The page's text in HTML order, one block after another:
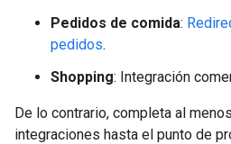
Pedidos de comida:
pedidos.
Shopping: Integración
De lo contrario, completa al
integraciones hasta el punto de